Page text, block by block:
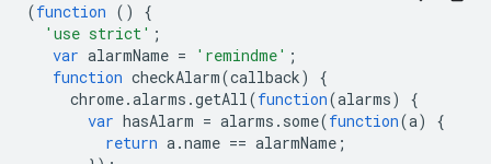
(function ()
{
'use strict' ;
var alarmName = 'remindme' ;
function checkAlarm(callback)
{
chrome.alarms .getAll(function(alarms)
{
var hasAlarm = alarms . some(function(a)
{
return a.name == alarmName ;